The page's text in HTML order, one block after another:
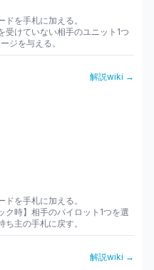
ドを手札に加える。
受けていない相手のユニット1つ
ジを与える。
解説wiki →
ドを手札に加える。
ク時】相手のパイロット1つを選
主の手札に戻す。
解説wiki →